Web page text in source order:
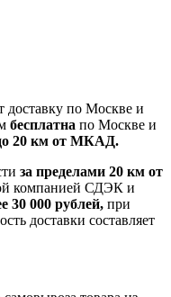
доставку по Москве и
бесплатна по Москве и
20 км от МКАД.
за пределами 20 км от
компанией СДЭК и
30 000 рублей, при
доставки составляет